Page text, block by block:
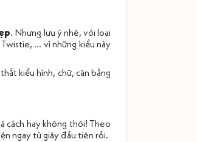
. Nhưng lưu ý nhé, với loại
... vì những kiểu này
kiểu hình, chữ, cân bằng
cách hay không thôi! Theo
ngay từ giây đầu tiên rồi.